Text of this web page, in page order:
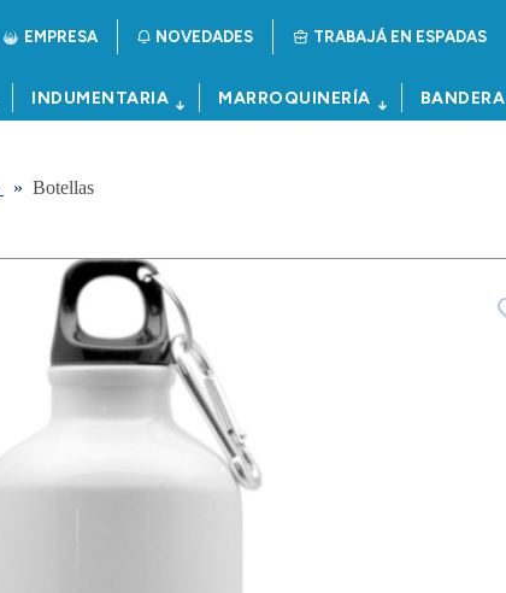
EMPRESA NOVEDADES TRABAJÁ EN ESPADAS
INDUMENTARIA MARROQUINERÍA
» Botellas